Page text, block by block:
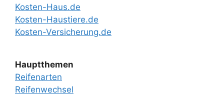
Kosten-Haus.de
Kosten-Haustiere.de
Kosten-Versicherung.de
Hauptthemen
Reifenarten
Reifenwechsel